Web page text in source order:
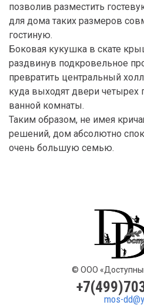
позволив разместить
для дома таких размеров
гостиную.
Боковая кукушка в скате
раздвинув подкровельное
превратить центральный
куда выходят двери четырех
ванной комнаты.
Таким образом, не имея
решений, дом абсолютно
очень большую семью.
© ООО
mos-